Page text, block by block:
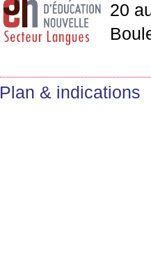
20
Plan & indications